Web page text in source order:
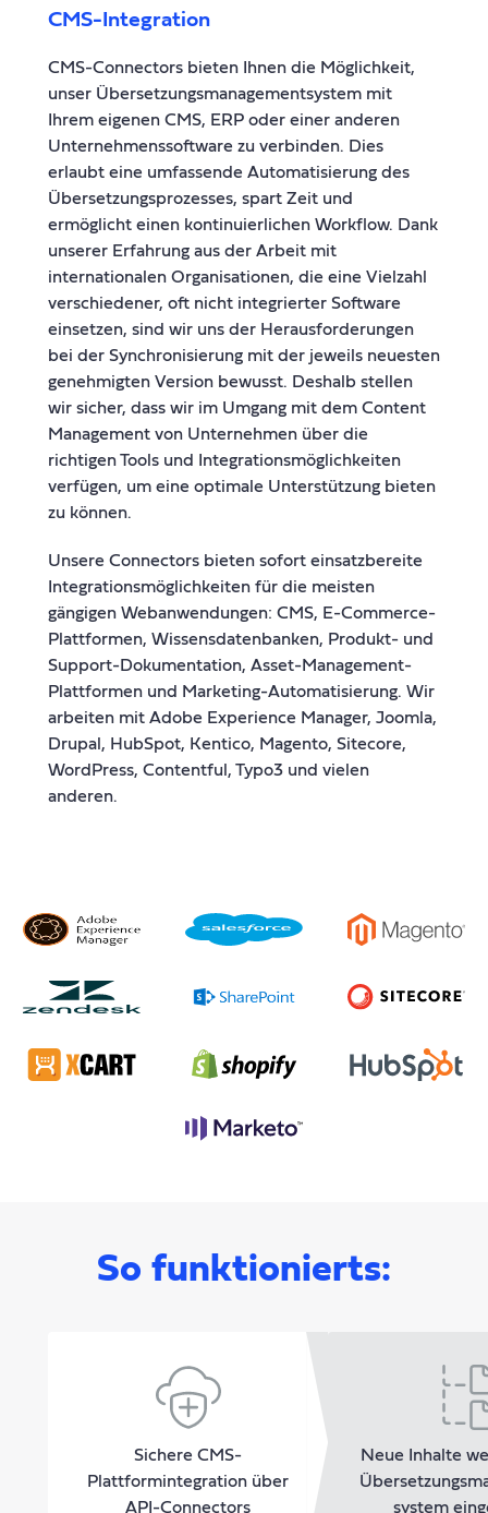
CMS-Integration
CMS-Connectors bieten Ihnen die Möglichkeit,
unser Übersetzungsmanagementsystem mit
Ihrem eigenen CMS, ERP oder einer anderen
Unternehmenssoftware zu verbinden. Dies
erlaubt eine umfassende Automatisierung des
Übersetzungsprozesses, spart Zeit und
ermöglicht einen kontinuierlichen Workflow. Dank
unserer Erfahrung aus der Arbeit mit
internationalen Organisationen, die eine Vielzahl
verschiedener, oft nicht integrierter Software
einsetzen, sind wir uns der Herausforderungen
bei der Synchronisierung mit der jeweils neuesten
genehmigten Version bewusst. Deshalb stellen
wir sicher, dass wir im Umgang mit dem Content
Management von Unternehmen über die
richtigen Tools und Integrationsmöglichkeiten
verfügen, um eine optimale Unterstützung bieten
zu können.
Unsere Connectors bieten sofort einsatzbereite
Integrationsmöglichkeiten für die meisten
gängigen Webanwendungen: CMS, E-Commerce-
Plattformen, Wissensdatenbanken, Produkt- und
Support-Dokumentation, Asset-Management-
Plattformen und Marketing-Automatisierung. Wir
arbeiten mit Adobe Experience Manager, Joomla,
Drupal, HubSpot, Kentico, Magento, Sitecore,
WordPress, Contentful, Typo3 und vielen
anderen.
So funktionierts:
Sichere CMS-
Plattformintegration über
API-Connectors
Neue Inhalte
system